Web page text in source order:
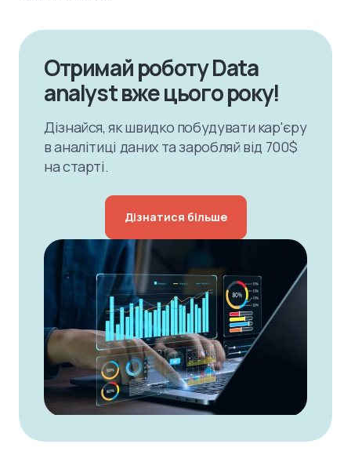
Отримай роботу Data
analyst вже цього року!
Дізнайся, як швидко побудувати кар'єру
в аналітиці даних та заробляй від 700$
на старті.
Дізнатися більше